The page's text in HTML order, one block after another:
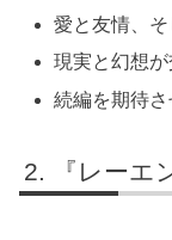
愛と友情、そ
現実と幻想が
続編を期待さ
『レーエ